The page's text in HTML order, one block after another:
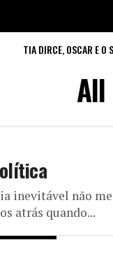
TIA DIRCE, OSCAR E O
All
inevitável não
atrás quando...